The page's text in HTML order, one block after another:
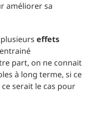
améliorer sa
effets
part, on ne connait
à long terme, si ce
serait le cas pour